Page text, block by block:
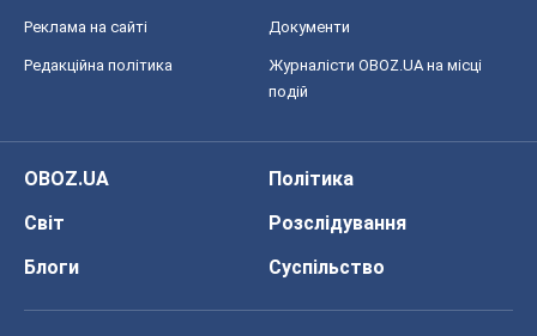
Реклама на сайті Документи
Редакційна політика
Журналісти OBOZ.UA на місці
подій
OBOZ.UA
Політика
Світ
Розслідування
Блоги
Суспільство